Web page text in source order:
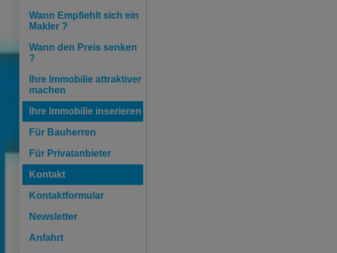
Wann Empfiehlt sich ein
Makler ?
Wann den Preis senken
?
Ihre Immobilie attraktiver
machen
Ihre Immobilie inserieren
Für Bauherren
Für Privatanbieter
Kontakt
Kontaktformular
Newsletter
Anfahrt